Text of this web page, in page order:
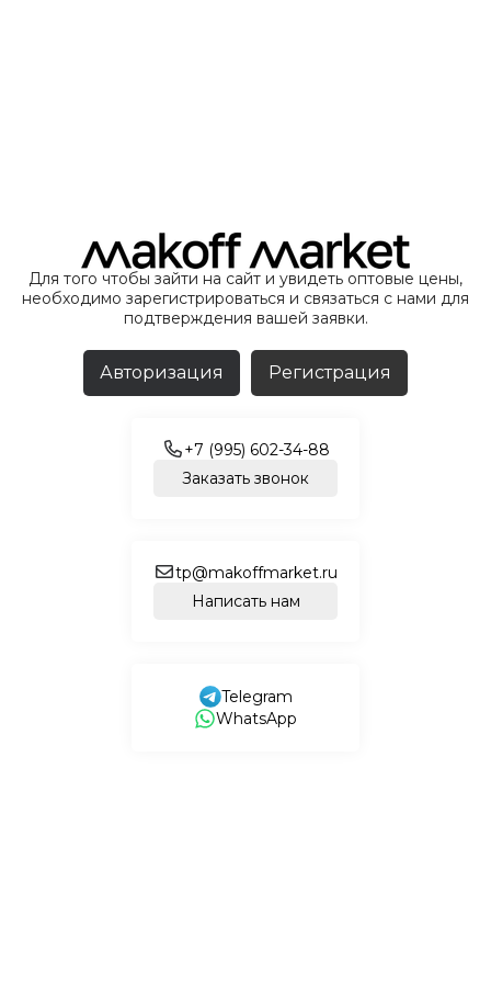
Для того чтобы зайти на сайт и увидеть оптовые цены,
необходимо зарегистрироваться и связаться с нами для
подтверждения вашей заявки.
Авторизация Регистрация
+7 (995) 602-34-88
Заказать звонок
tp@makoffmarket.ru
Написать нам
Telegram
WhatsApp